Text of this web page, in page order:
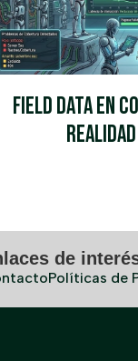
Field Data en
de
Políticas de